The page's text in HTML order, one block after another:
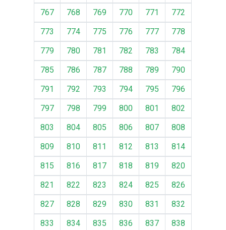
767
768 769 770 771
772
773
774 775 776 777
778
779
780 781 782 783
784
785
786 787 788 789
790
791
792 793 794 795
796
797
798 799 800 801
802
803
804 805 806 807
808
809
810 811 812 813
814
815
816 817 818 819
820
821
822 823 824 825
826
827
828 829 830 831
832
833
834 835 836 837
838